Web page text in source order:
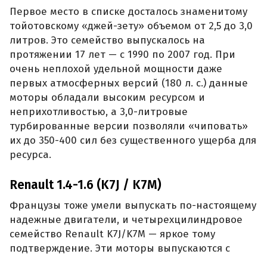
Первое место в списке досталось знаменитому
тойотовскому «джей-зету» объемом от 2,5 до 3,0
литров. Это семейство выпускалось на
протяжении 17 лет — с 1990 по 2007 год. При
очень неплохой удельной мощности даже
первых атмосферных версий (180 л. с.) данные
моторы обладали высоким ресурсом и
неприхотливостью, а 3,0-литровые
турбированные версии позволяли «чиповать»
их до 350-400 сил без существенного ущерба для
ресурса.
Renault 1.4-1.6 (K7J / K7M)
Французы тоже умели выпускать по-настоящему
надежные двигатели, и четырехцилиндровое
семейство Renault K7J/K7M — яркое тому
подтверждение. Эти моторы выпускаются с